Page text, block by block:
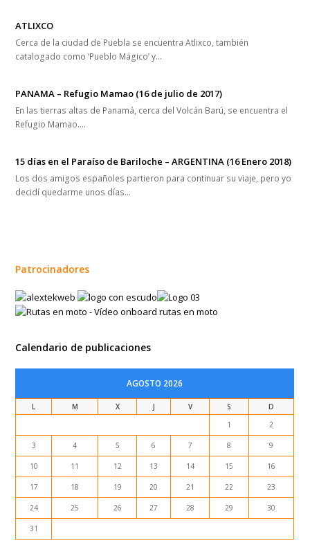
ATLIXCO
Cerca de la ciudad de Puebla se encuentra Atlixco, también
catalogado como ‘Pueblo Mágico’ y…
PANAMA – Refugio Mamao (16 de julio de 2017)
En las tierras altas de Panamá, cerca del Volcán Barú, se encuentra el
Refugio Mamao.…
15 días en el Paraíso de Bariloche – ARGENTINA (16 Enero 2018)
Los dos amigos españoles partieron para continuar su viaje, pero yo
decidí quedarme unos días…
Patrocinadores
Calendario de publicaciones
AGOSTO 2026
L M X J V S
D
1
2
3 4 5 6 7 8 9
10 11 12 13 14 15 16
17 18 19 20 21 22 23
24 25 26 27 28 29 30
31